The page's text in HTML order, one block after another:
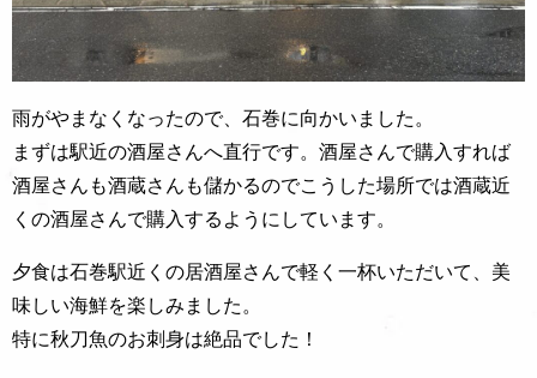
雨がやまなくなったので、石巻に向かいました。
まずは駅近の酒屋さんへ直行です。酒屋さんで購入すれば
酒屋さんも酒蔵さんも儲かるのでこうした場所では酒蔵近
くの酒屋さんで購入するようにしています。
夕食は石巻駅近くの居酒屋さんで軽く一杯いただいて、美
味しい海鮮を楽しみました。
特に秋刀魚のお刺身は絶品でした！